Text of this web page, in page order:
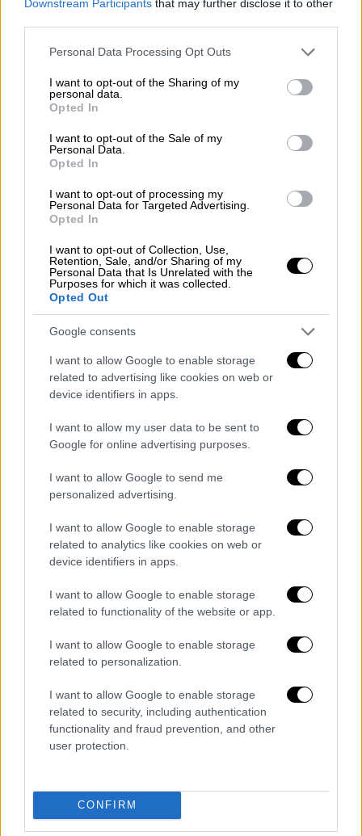
Downstream Participants that may further disclose it to other
Please note that this website/app uses one or more Google
not limited to your visit or usage behaviour. You may click to
grant or deny consent to Google and its third-party tags to
use your data for below specified purposes in below Google
consent section.
Personal Data Processing Opt Outs
I want to opt-out of the Sharing of my
personal data.
Opted In
I want to opt-out of the Sale of my
Personal Data.
Opted In
I want to opt-out of processing my
Personal Data for Targeted Advertising.
Opted In
I want to opt-out of Collection, Use,
Retention, Sale, and/or Sharing of my
Personal Data that Is Unrelated with the
Purposes for which it was collected.
Opted Out
Google consents
I want to allow Google to enable storage
related to advertising like cookies on web or
device identifiers in apps.
I want to allow my user data to be sent to
Google for online advertising purposes.
I want to allow Google to send me
personalized advertising.
I want to allow Google to enable storage
related to analytics like cookies on web or
device identifiers in apps.
I want to allow Google to enable storage
related to functionality of the website or app.
I want to allow Google to enable storage
related to personalization.
I want to allow Google to enable storage
related to security, including authentication
functionality and fraud prevention, and other
user protection.
CONFIRM
ap_19120405919913.jpg